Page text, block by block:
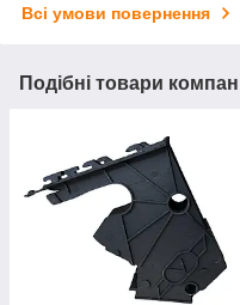
Всі умови повернення
Подібні товари